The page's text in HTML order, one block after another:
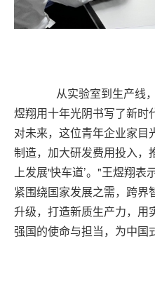
从实验室到生产线
煜翔用十年光阴书写了新时
对未来，这位青年企业家目
制造，加大研发费用投入，
上发展'快车道’。"王煜翔表
紧围绕国家发展之需，跨界
升级，打造新质生产力，用
强国的使命与担当，为中国